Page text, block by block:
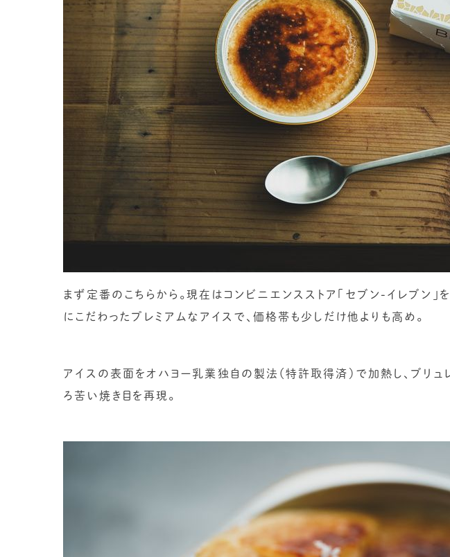
まず定番のこちらから。現在はコンビニエンスストア「セブン-イレブン」
にこだわったプレミアムなアイスで、価格帯も少しだけ他よりも高め。
アイスの表面をオハヨー乳業独自の製法（特許取得済）で加熱し、ブリュ
ろ苦い焼き目を再現。